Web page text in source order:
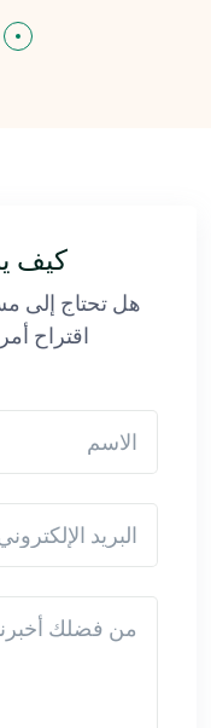
كيف
هل تحتاج إلى
اقتراح